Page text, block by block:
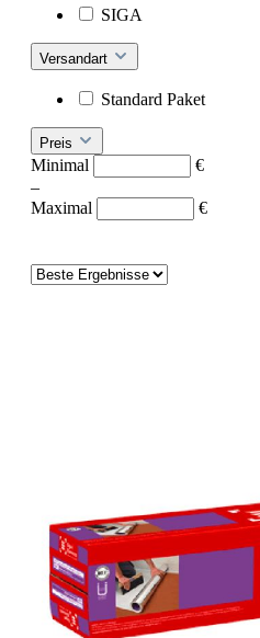
SIGA
Versandart
Standard Paket
Preis
Minimal
€
–
Maximal
€